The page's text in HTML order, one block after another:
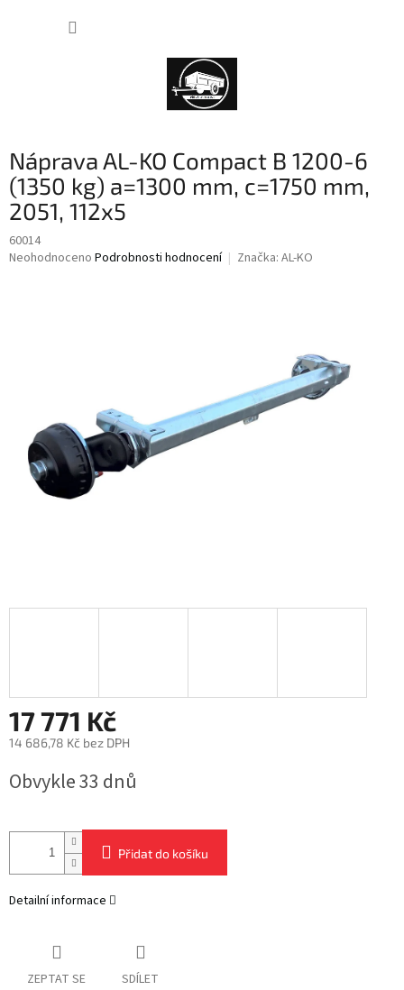
Náprava AL-KO Compact B 1200-6
(1350 kg) a=1300 mm, c=1750 mm,
2051, 112x5
60014
Průměrné
Neohodnoceno Podrobnosti hodnocení Značka: AL-KO
17 771 Kč
14 686,78 Kč bez DPH
cena:
Obvykle 33 dnů
Přidat do košíku
Detailní informace
ZEPTAT SE SDÍLET